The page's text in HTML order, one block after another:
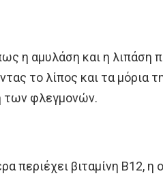
η αμυλάση και η λιπάση
το λίπος και τα μόρια
των φλεγμονών.
περιέχει βιταμίνη Β12, η